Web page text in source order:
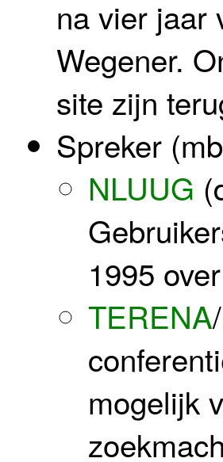
na vier jaar
Wegener.
site zijn
Spreker
NLUUG
1995
TERENA
mogelijk